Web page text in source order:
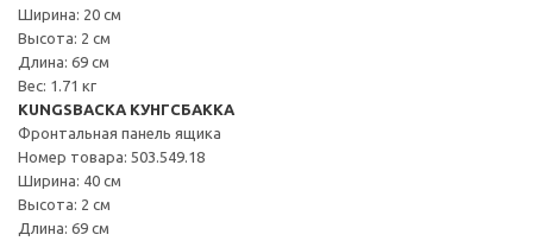
Ширина: 20 см
Высота: 2 см
Длина: 69 см
Вес: 1.71 кг
KUNGSBACKA КУНГСБАККА
Фронтальная панель ящика
Номер товара: 503.549.18
Ширина: 40 см
Высота: 2 см
Длина: 69 см